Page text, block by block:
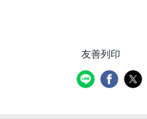
友善列印